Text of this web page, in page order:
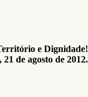
e Dignidade!
de agosto de 2012.